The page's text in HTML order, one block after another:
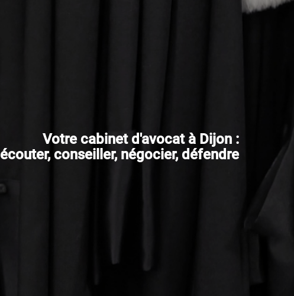
Votre cabinet d'avocat à Dijon :
écouter, conseiller, négocier, défendre